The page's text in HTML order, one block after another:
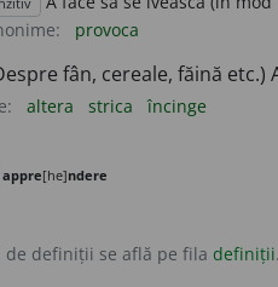
provoca
fân, cereale, făină etc.)
altera strica
încinge
appre[he]ndere
de definiții se află pe fila definiții.